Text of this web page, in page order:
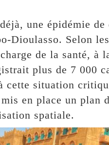
une épidémie de
Dioulasso. Selon
de la santé, à
plus de 7 000
cette situation
en place un plan
spatiale.